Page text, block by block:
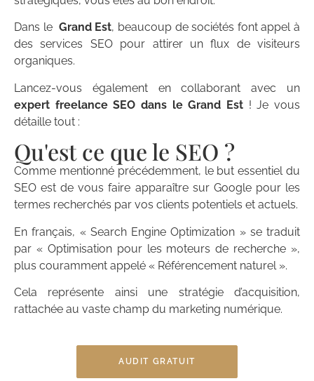
Dans le Grand Est, beaucoup de sociétés font appel à
des services SEO pour attirer un flux de visiteurs
organiques.
Lancez-vous également en collaborant avec un
expert freelance SEO dans le Grand Est ! Je vous
détaille tout :
Qu'est ce que le SEO ?
Comme mentionné précédemment, le but essentiel du
SEO est de vous faire apparaître sur Google pour les
termes recherchés par vos clients potentiels et actuels.
En français, « Search Engine Optimization » se traduit
par « Optimisation pour les moteurs de recherche »,
plus couramment appelé « Référencement naturel ».
Cela représente ainsi une stratégie d’acquisition,
rattachée au vaste champ du marketing numérique.
AUDIT GRATUIT